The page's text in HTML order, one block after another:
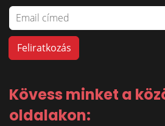
Kövess minket a
oldalakon: